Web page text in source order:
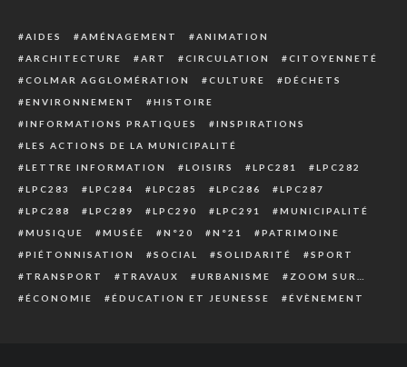
AIDES AMÉNAGEMENT
ANIMATION
ARCHITECTURE
ART CIRCULATION
CITOYENNETÉ
COLMAR AGGLOMÉRATION
CULTURE
DÉCHETS
ENVIRONNEMENT
HISTOIRE
INFORMATIONS PRATIQUES
INSPIRATIONS
LES ACTIONS DE LA MUNICIPALITÉ
LETTRE INFORMATION
LOISIRS LPC281
LPC282
LPC283
LPC284 LPC285 LPC286
LPC287
LPC288
LPC289 LPC290 LPC291
MUNICIPALITÉ
MUSIQUE
MUSÉE N°20 N°21
PATRIMOINE
PIÉTONNISATION
SOCIAL SOLIDARITÉ
SPORT
TRANSPORT
TRAVAUX URBANISME
ZOOM SUR…
ÉCONOMIE
ÉDUCATION ET JEUNESSE ÉVÈNEMENT